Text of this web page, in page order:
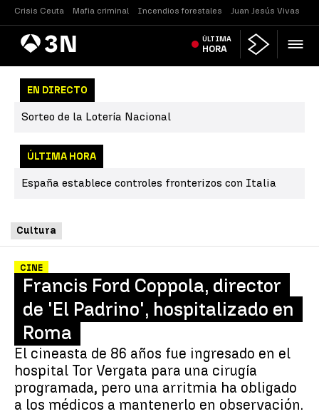
Crisis Ceuta Mafia criminal Incendios forestales Juan Jesús Vivas
AntenaNoticias ÚLTIMA
HORA
EN DIRECTO
Sorteo de la Lotería Nacional
ÚLTIMA HORA
España establece controles fronterizos con Italia
Cultura
CINE
Francis Ford Coppola, director
de 'El Padrino', hospitalizado en
Roma
El cineasta de 86 años fue ingresado en el
hospital Tor Vergata para una cirugía
programada, pero una arritmia ha obligado
a los médicos a mantenerlo en observación.